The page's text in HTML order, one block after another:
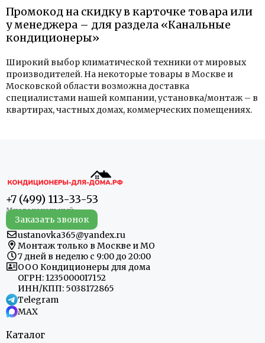
Промокод на скидку в карточке товара или
у менеджера – для раздела «Канальные
кондиционеры»
Широкий выбор климатической техники от мировых
производителей. На некоторые товары в Москве и
Московской области возможна доставка
специалистами нашей компании, установка/монтаж – в
квартирах, частных домах, коммерческих помещениях.
+7 (499) 113-33-53
Заказать звонок
ustanovka365@yandex.ru
Монтаж только в Москве и МО
7 дней в неделю с 9:00 до 20:00
ООО Кондиционеры для дома
ОГРН: 1235000017152
ИНН/КПП: 5038172865
Telegram
MAX
Каталог